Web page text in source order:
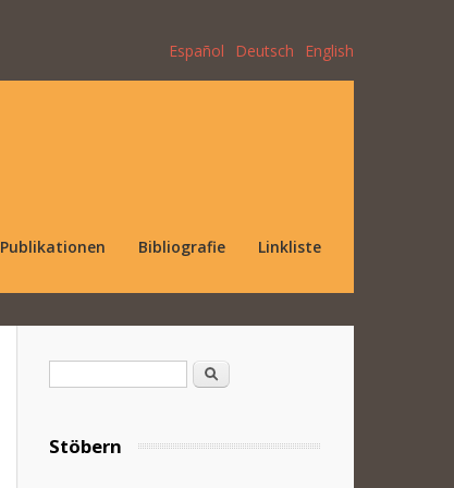
Español Deutsch English
Publikationen Bibliografie Linkliste
Suche
Stöbern